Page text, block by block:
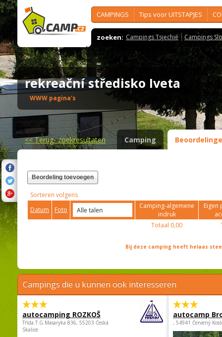
CAMPINGS Tips voor UITSTAPJES
zoeken: Campings Tsjechië Campings
rekreační středisko Iveta
WWW pagina's
<<Terug- zoekresultaten Camping
Beordeling toevoegen
Sorteren volgens
Datum
Foto
Camping-algemene
indruk
Eigen
Totaal 0,00
Bij deze camping heeft helaas
Campings die u kunnen ook interesseren
autocamping ROZKOŠ
Třída.T.G.Masaryka 836, 55203 Česká
Skalice
autocamp
, 54941 Červený